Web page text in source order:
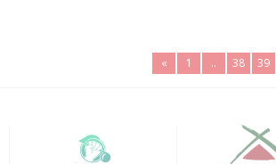
« 1 .. 38 39